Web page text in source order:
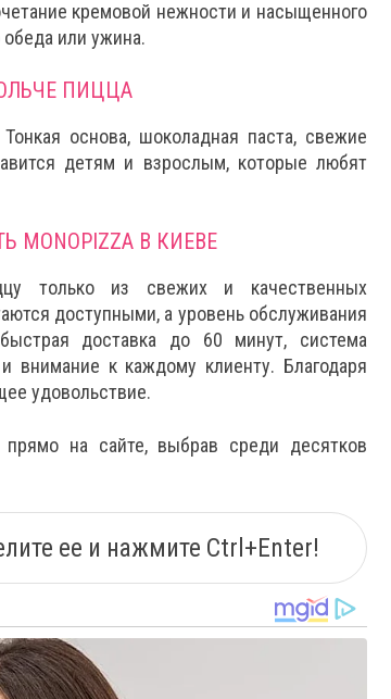
кремовой нежности и насыщенного
или ужина.
ПИЦЦА
основа, шоколадная паста, свежие
детям и взрослым, которые любят
MONOPIZZA В КИЕВЕ
только из свежих и качественных
доступными, а уровень обслуживания
доставка до 60 минут, система
внимание к каждому клиенту. Благодаря
удовольствие.
на сайте, выбрав среди десятков
ее и нажмите Ctrl+Enter!